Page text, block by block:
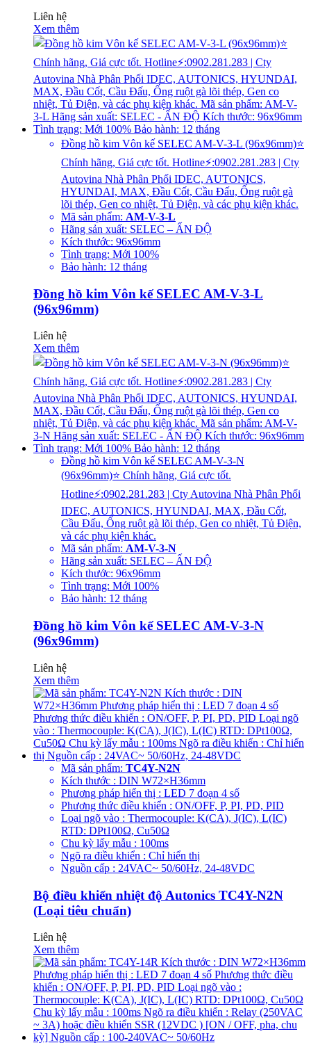
Liên hệ
Xem thêm
Đồng hồ kim Vôn kế SELEC AM-V-3-L (96x96mm)⭐
Chính hãng, Giá cực tốt. Hotline⚡:0902.281.283 | Cty
Autovina Nhà Phân Phối IDEC, AUTONICS,
HYUNDAI, MAX, Đầu Cốt, Cầu Đấu, Ống ruột gà
lõi thép, Gen co nhiệt, Tủ Điện, và các phụ kiện khác.
Mã sản phẩm: AM-V-3-L
Hãng sản xuất: SELEC – ẤN ĐỘ
Kích thước: 96x96mm
Tình trạng: Mới 100%
Bảo hành: 12 tháng
Đồng hồ kim Vôn kế SELEC AM-V-3-L
(96x96mm)
Liên hệ
Xem thêm
Đồng hồ kim Vôn kế SELEC AM-V-3-N
(96x96mm)⭐ Chính hãng, Giá cực tốt.
Hotline⚡:0902.281.283 | Cty Autovina Nhà Phân Phối
IDEC, AUTONICS, HYUNDAI, MAX, Đầu Cốt,
Cầu Đấu, Ống ruột gà lõi thép, Gen co nhiệt, Tủ Điện,
và các phụ kiện khác.
Mã sản phẩm: AM-V-3-N
Hãng sản xuất: SELEC – ẤN ĐỘ
Kích thước: 96x96mm
Tình trạng: Mới 100%
Bảo hành: 12 tháng
Đồng hồ kim Vôn kế SELEC AM-V-3-N
(96x96mm)
Liên hệ
Xem thêm
Mã sản phẩm: TC4Y-N2N
Kích thước : DIN W72×H36mm
Phương pháp hiển thị : LED 7 đoạn 4 số
Phương thức điều khiển : ON/OFF, P, PI, PD, PID
Loại ngõ vào : Thermocouple: K(CA), J(IC), L(IC)
RTD: DPt100Ω, Cu50Ω
Chu kỳ lấy mẫu : 100ms
Ngõ ra điều khiển : Chỉ hiển thị
Nguồn cấp : 24VAC~ 50/60Hz, 24-48VDC
Bộ điều khiển nhiệt độ Autonics TC4Y-N2N
(Loại tiêu chuẩn)
Liên hệ
Xem thêm